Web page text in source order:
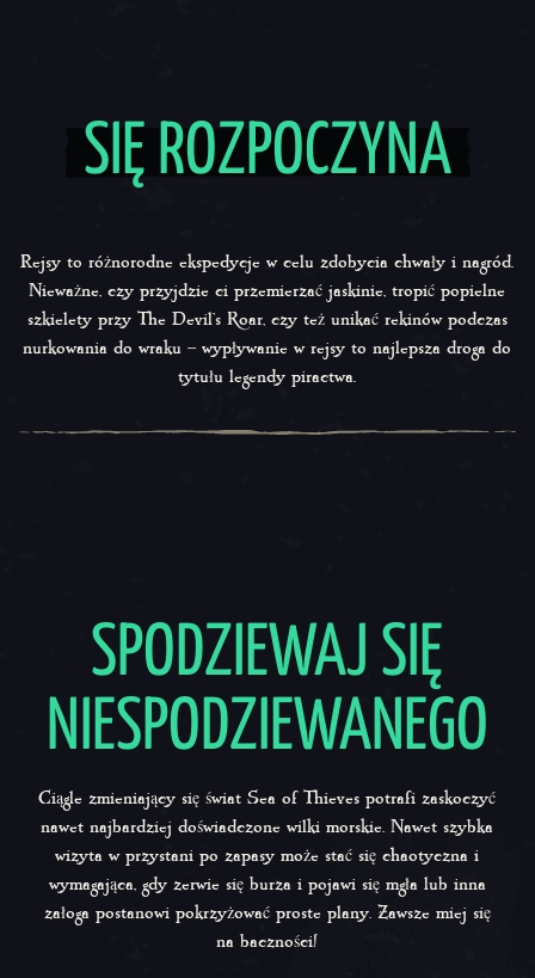
SIĘ ROZPOCZYNA
Rejsy to różnorodne ekspedycje w celu zdobycia chwały i nagród.
Nieważne, czy przyjdzie ci przemierzać jaskinie, tropić popielne
szkielety przy The Devil's Roar, czy też unikać rekinów podczas
nurkowania do wraku – wypływanie w rejsy to najlepsza droga do
tytułu legendy piractwa.
SPODZIEWAJ SIĘ
NIESPODZIEWANEGO
Ciągle zmieniający się światSea of Thieves potrafi zaskoczyć
nawet najbardziej doświadczone wilki morskie. Nawet szybka
wizyta w przystani po zapasy może stać się chaotyczna i
wymagająca, gdy zerwie się burza i pojawi się mgła lub inna
załoga postanowi pokrzyżować proste plany. Zawsze miej się
na baczności!